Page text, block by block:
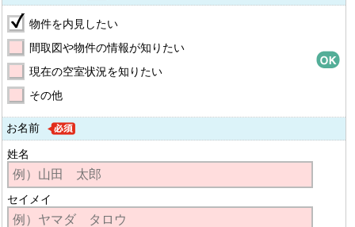
物件を内見したい
間取図や物件の情報が知りたい
現在の空室状況を知りたい
その他
お名前
姓名
セイメイ